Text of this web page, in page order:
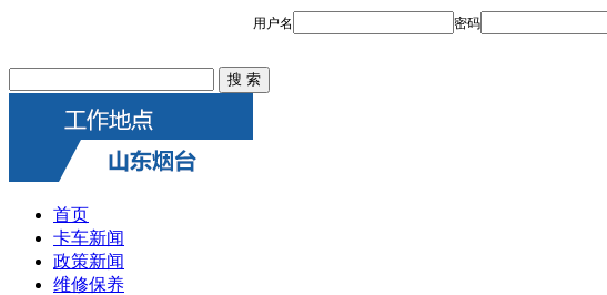
首页
卡车新闻
政策新闻
维修保养